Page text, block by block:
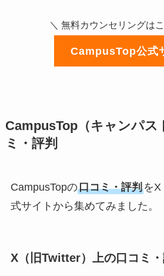
＼ 無料カウンセリングは
CampusTop公式
CampusTop（キャンパス
ミ・評判
CampusTopの口コミ・評判をX
式サイトから集めてみました。
X（旧Twitter）上の口コミ・